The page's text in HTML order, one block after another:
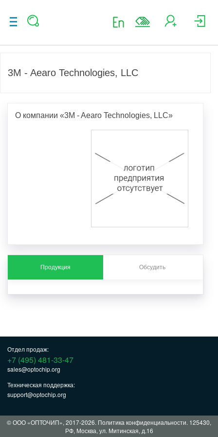
3M - Aearo Technologies, LLC
О компании «3M - Aearo Technologies, LLC»
Продукция Обсудить
Отдел продаж:
+7 (495) 481-33-47
sales@optochip.org
Техническая поддержка:
support@optochip.org
© ООО «ОПТОЧИП», 2017-2026. Политика конфиденциальности. 125430,
РФ, Москва, ул. Митинская, д.16